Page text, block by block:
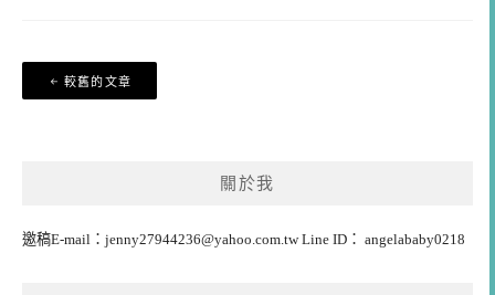
文
章
較舊的文章
關於我
邀稿E-mail： jenny27944236@yahoo.com.twLine ID： angelababy0218